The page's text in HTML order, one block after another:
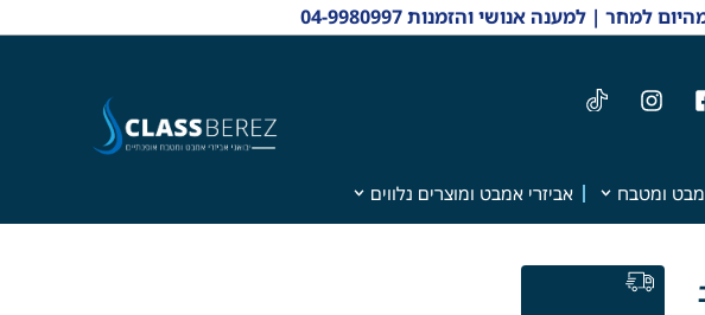
ומטבח אביזרי אמבט ומוצרים נלווים